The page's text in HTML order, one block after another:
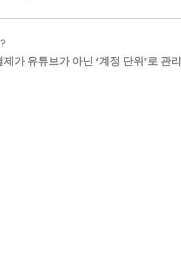
제가 유튜브가 아닌 ‘계정 단위’로 관리